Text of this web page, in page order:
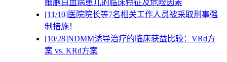
细胞白血病患儿的临床特征及危险因素
[11/10]医院院长等7名相关工作人员被采取刑事强
制措施！
[10/28]NDMM诱导治疗的临床获益比较：VRd方
案 vs. KRd方案